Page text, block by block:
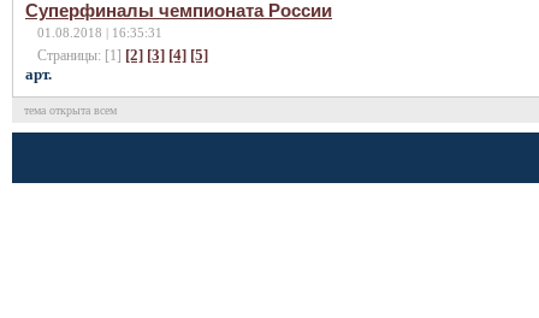
Суперфиналы чемпионата России
01.08.2018 | 16:35:31
Страницы: [1] [2] [3] [4] [5]
арт.
тема открыта всем